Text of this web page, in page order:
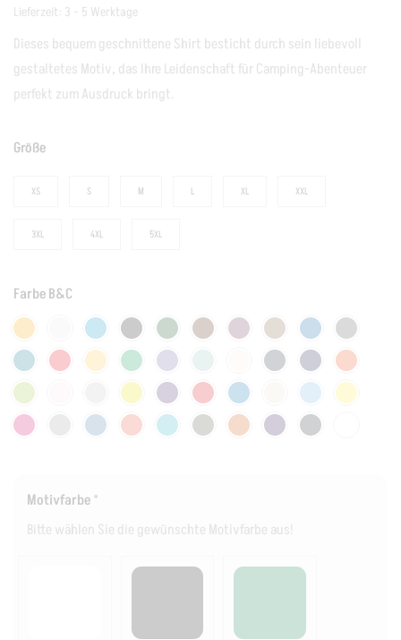
Lieferzeit: 3 - 5 Werktage
Dieses bequem geschnittene Shirt besticht durch sein liebevoll
gestaltetes Motiv, das Ihre Leidenschaft für Camping-Abenteuer
perfekt zum Ausdruck bringt.
Größe
XS S M L XL XXL
3XL 4XL 5XL
Farbe B&C
Motivfarbe*
Bitte wählen Sie die gewünschte Motivfarbe aus!